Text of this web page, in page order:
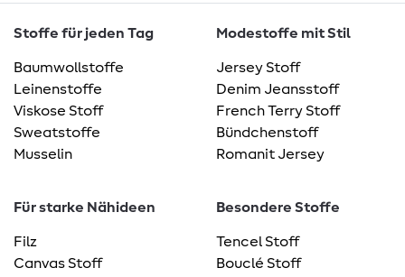
Stoffe für jeden Tag
Baumwollstoffe
Leinenstoffe
Viskose Stoff
Sweatstoffe
Musselin
Modestoffe mit Stil
Jersey Stoff
Denim Jeansstoff
French Terry Stoff
Bündchenstoff
Romanit Jersey
Für starke Nähideen
Filz
Canvas Stoff
Besondere Stoffe
Tencel Stoff
Bouclé Stoff